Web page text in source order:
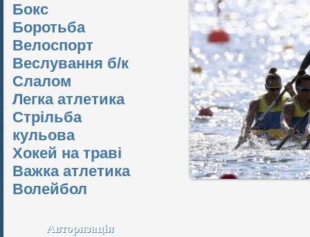
Бокс
Боротьба
Велоспорт
Веслування б/к
Cлалом
Легка атлетика
Стрільба
кульова
Хокей на траві
Важка атлетика
Волейбол
Авторизація